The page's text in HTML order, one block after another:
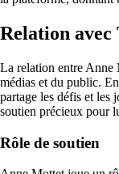
Relation avec
La relation entre Anne
médias et du public.
partage les défis et les
soutien précieux pour
Rôle de soutien